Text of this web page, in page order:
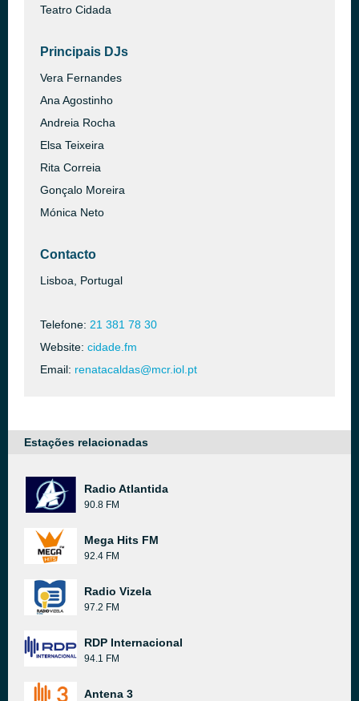
Teatro Cidada
Principais DJs
Vera Fernandes
Ana Agostinho
Andreia Rocha
Elsa Teixeira
Rita Correia
Gonçalo Moreira
Mónica Neto
Contacto
Lisboa, Portugal
Telefone: 21 381 78 30
Website: cidade.fm
Email: renatacaldas@mcr.iol.pt
Estações relacionadas
Radio Atlantida
90.8 FM
Mega Hits FM
92.4 FM
Radio Vizela
97.2 FM
RDP Internacional
94.1 FM
Antena 3